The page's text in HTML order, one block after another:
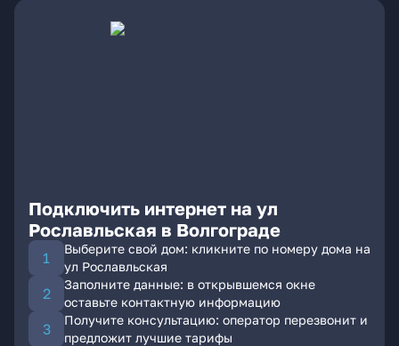
Подключить интернет на ул
Рославльская в Волгограде
Выберите свой дом: кликните по номеру дома на
ул Рославльская
Заполните данные: в открывшемся окне
оставьте контактную информацию
Получите консультацию: оператор перезвонит и
предложит лучшие тарифы